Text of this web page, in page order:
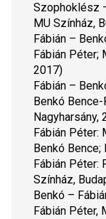
Szophoklész
MU Színház,
Fábián –
Fábián
2017)
Fábián –
Benkó
Nagyharsány,
Fábián Péter:
Benkó
Fábián Péter:
Színház,
Benkó –
Fábián